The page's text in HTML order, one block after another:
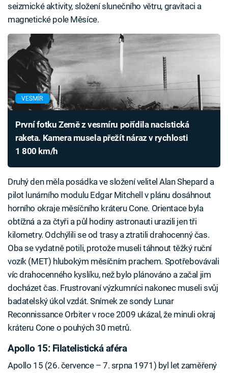
seizmické aktivity, složení slunečního větru, gravitaci a
magnetické pole Měsíce.
VESMÍR
První fotku Země z vesmíru pořídila nacistická
raketa. Kamera musela přežít náraz v rychlosti
1 800 km/h
Druhý den měla posádka ve složení velitel Alan Shepard a
pilot lunárního modulu Edgar Mitchell v plánu dosáhnout
horního okraje měsíčního kráteru Cone. Orientace byla
obtížná a za čtyři a půl hodiny astronauti urazili jen tři
kilometry. Odchýlili se od trasy a ztratili drahocenný čas.
Oba se vydatně potili, protože museli táhnout těžký ruční
vozík (MET) hlubokým měsíčním prachem. Spotřebovávali
víc drahocenného kyslíku, než bylo plánováno a začal jim
docházet čas. Frustrovaní výzkumníci nakonec museli svůj
badatelský úkol vzdát. Snímek ze sondy Lunar
Reconnissance Orbiter v roce 2009 ukázal, že minuli okraj
kráteru Cone o pouhých 30 metrů.
Apollo 15: Filatelistická aféra
Apollo 15 (26. července – 7. srpna 1971) byl let zaměřený